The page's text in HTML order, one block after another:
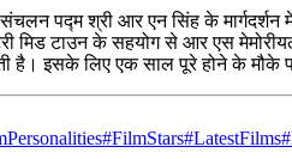
पद्म श्री आर एन सिंह के मार्गदर्शन
टाउन के सहयोग से आर एस
है। इसके लिए एक साल पूरे होने के मौके
#FilmStars#LatestFilms